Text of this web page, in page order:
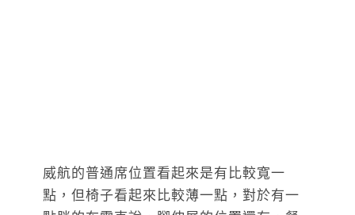
威航的普通席位置看起來是有比較寬一
點，但椅子看起來比較薄一點，對於有一